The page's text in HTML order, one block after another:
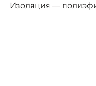
Изоляция —